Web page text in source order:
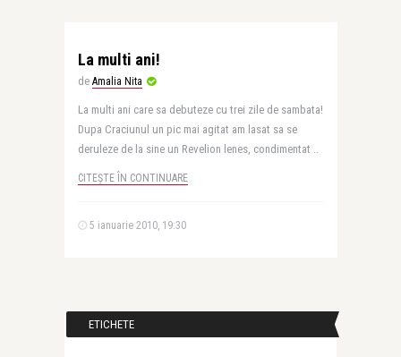
La multi ani!
de Amalia Nita
La multi ani care sa debuteze cu trei zile de sambata!
Dupa Craciunul un pic mai agitat am lasat sa se
deruleze de la sine un Revelion lenes, condimentat ..
CITEȘTE ÎN CONTINUARE
5 ianuarie 2010, 19:30
ETICHETE